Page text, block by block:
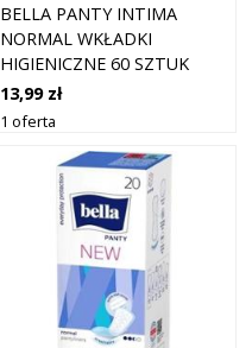
BELLA PANTY INTIMA
NORMAL WKŁADKI
HIGIENICZNE 60 SZTUK
13,99 zł
1 oferta